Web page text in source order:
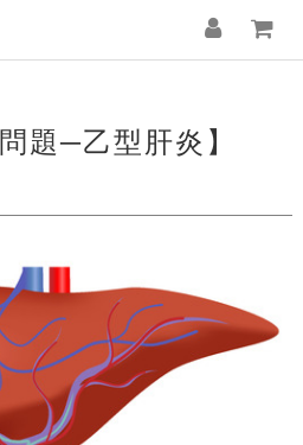
題─乙型肝炎】